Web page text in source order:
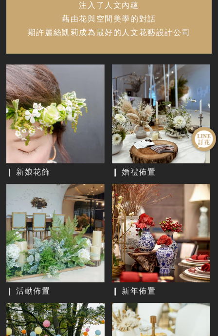
注入了人文內蘊
藉由花與空間美學的對話
期許麗絲凱莉成為最好的人文花藝設計公司
❙ 新娘花飾 ❙ 婚禮佈置
❙ 活動佈置 ❙ 新年佈置